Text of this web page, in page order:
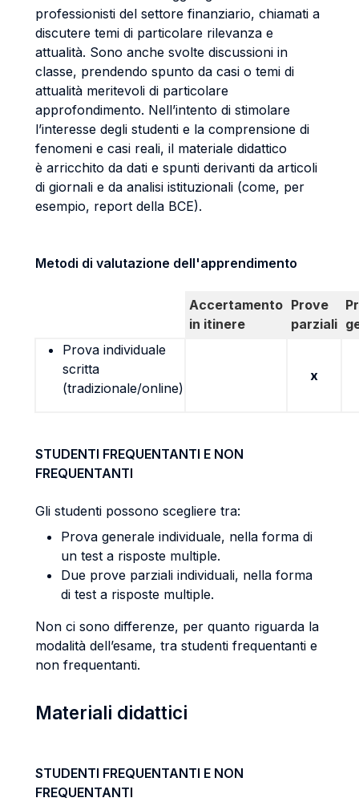
professionisti del settore finanziario, chiamati a
discutere temi di particolare rilevanza e
attualità. Sono anche svolte discussioni in
classe, prendendo spunto da casi o temi di
attualità meritevoli di particolare
approfondimento. Nell’intento di stimolare
l’interesse degli studenti e la comprensione di
fenomeni e casi reali, il materiale didattico
è arricchito da dati e spunti derivanti da articoli
di giornali e da analisi istituzionali (come, per
esempio, report della BCE).
Metodi di valutazione dell'apprendimento
Accertamento
in itinere
Prove
parziali
Prova individuale
scritta
(tradizionale/online)
x
STUDENTI FREQUENTANTI E NON
FREQUENTANTI
Gli studenti possono scegliere tra:
Prova generale individuale, nella forma di
un test a risposte multiple.
Due prove parziali individuali, nella forma
di test a risposte multiple.
Non ci sono differenze, per quanto riguarda la
modalità dell’esame, tra studenti frequentanti e
non frequentanti.
Materiali didattici
STUDENTI FREQUENTANTI E NON
FREQUENTANTI